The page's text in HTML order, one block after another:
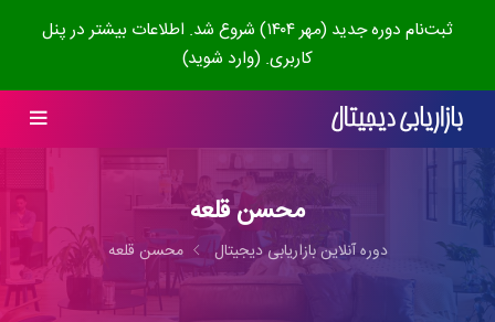
ثبت‌نام دوره جدید (مهر ۱۴۰۴) شروع شد. اطلاعات بیشتر در پنل
کاربری. (وارد شوید)
محسن قلعه
دوره آنلاین بازاریابی دیجیتال محسن قلعه